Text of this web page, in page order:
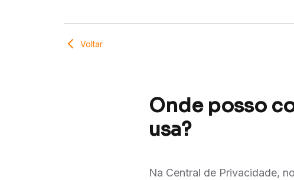
Voltar
Onde posso
usa?
Na Central de Privacidade,